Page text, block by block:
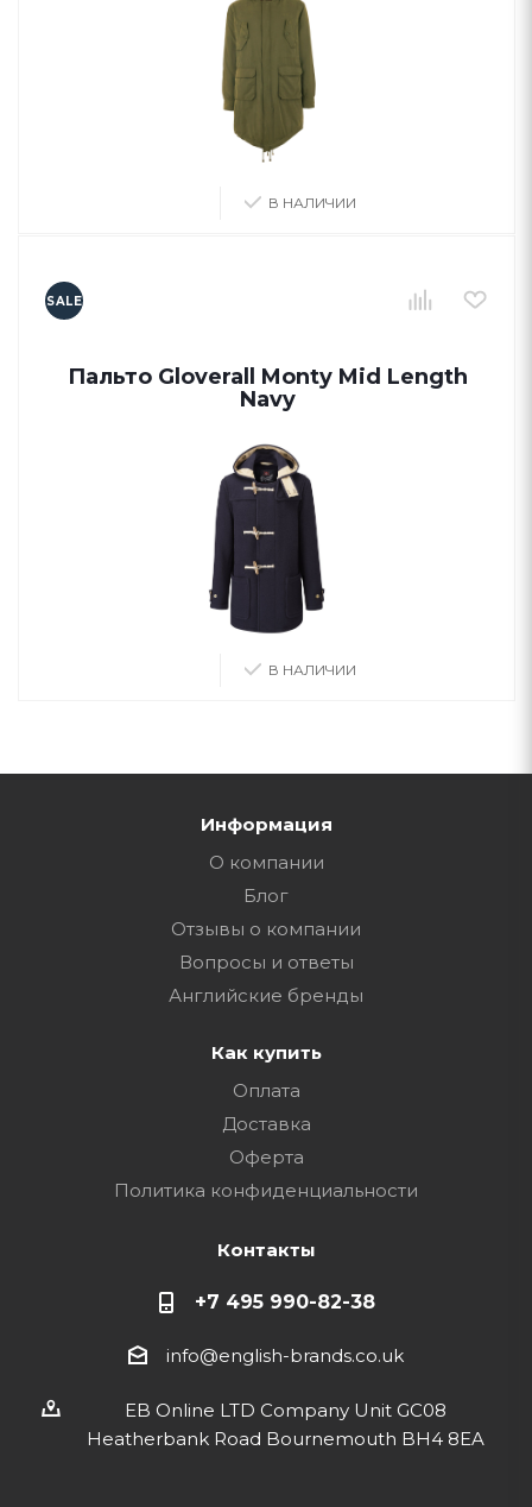
В НАЛИЧИИ
SALE
Пальто Gloverall Monty Mid Length
Navy
В НАЛИЧИИ
Информация
О компании
Блог
Отзывы о компании
Вопросы и ответы
Английские бренды
Как купить
Оплата
Доставка
Оферта
Политика конфиденциальности
Контакты
+7 495 990-82-38
info@english-brands.co.uk
EB Online LTD Company Unit GC08
Heatherbank Road Bournemouth BH4 8EA